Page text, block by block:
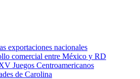
exportaciones nacionales
comercial entre México y RD
Juegos Centroamericanos
de Carolina